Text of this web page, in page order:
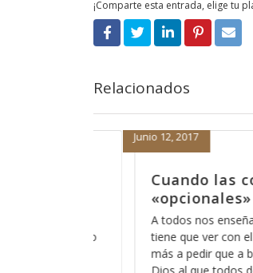
¡Comparte esta entrada, elige tu
Relacionados
acostumbrado
Dicen que
antes
Septiembre 1, 2016
Últimamente he
no son como
la gente de mi